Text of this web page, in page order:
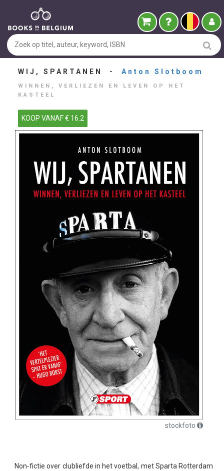
WIJ, SPARTANEN - Anton Slotboom
WINNEN, VERLIEZEN EN LEVEN OP HET
KASTEEL
KOOP VANAF € 16.2
stockfoto
Non-fictie over clubliefde in het voetbal, met Sparta Rotterdam